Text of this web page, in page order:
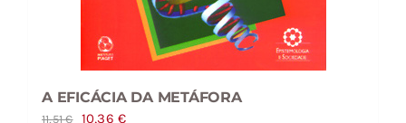
A EFICÁCIA DA METÁFORA
11,51€
O
10,36€O